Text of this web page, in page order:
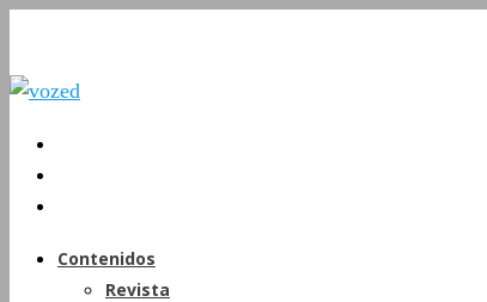
Contenidos
Revista